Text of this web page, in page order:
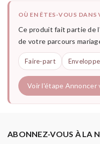
OÙ EN ÊTES-VOUS DANS
Ce produit fait partie de
de votre parcours
Faire-part
Voir l'étape Annoncer
ABONNEZ-VOUS À LA